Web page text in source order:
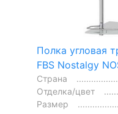
Полка угловая
FBS Nostalgy
Страна
Отделка/цвет
Размер